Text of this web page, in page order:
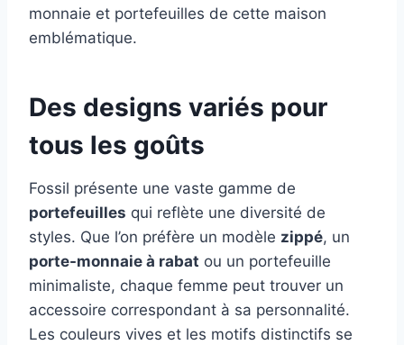
monnaie et portefeuilles de cette maison
emblématique.
Des designs variés pour
tous les goûts
Fossil présente une vaste gamme de
portefeuilles qui reflète une diversité de
styles. Que l’on préfère un modèle zippé, un
porte-monnaie à rabat ou un portefeuille
minimaliste, chaque femme peut trouver un
accessoire correspondant à sa personnalité.
Les couleurs vives et les motifs distinctifs se